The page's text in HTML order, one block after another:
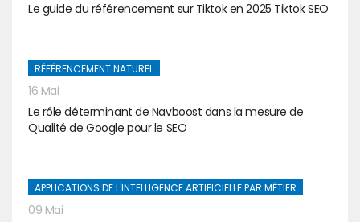
Le guide du référencement sur Tiktok en 2025 Tiktok SEO
RÉFÉRENCEMENT NATUREL
16 Mai
Le rôle déterminant de Navboost dans la mesure de
Qualité de Google pour le SEO
APPLICATIONS DE L'INTELLIGENCE ARTIFICIELLE PAR MÉTIER
09 Mai